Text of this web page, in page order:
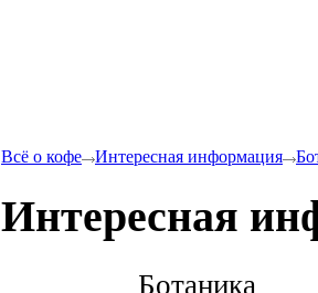
Всё о кофе Интересная информация
Интересная
Ботаника